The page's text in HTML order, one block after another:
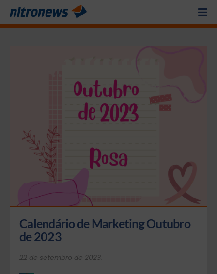
Calendário de Marketing Outubro
de 2023
22 de setembro de 2023.